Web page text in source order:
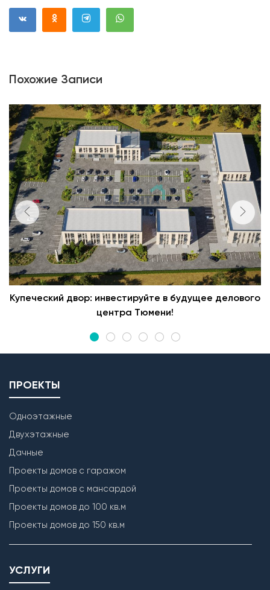
Похожие Записи
Купеческий двор: инвестируйте в будущее делового
центра Тюмени!
ПРОЕКТЫ
Одноэтажные
Двухэтажные
Дачные
Проекты домов с гаражом
Проекты домов с мансардой
Проекты домов до 100 кв.м
Проекты домов до 150 кв.м
УСЛУГИ